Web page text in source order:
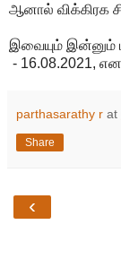
ஆனால் விக்கிரக
இவையும் இன்னும்
- 16.08.2021,
parthasarathy r at
Share
‹